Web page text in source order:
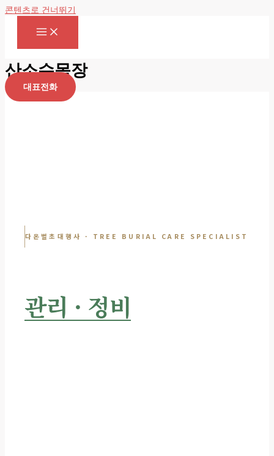
콘텐츠로 건너뛰기
산소수목장
대표전화
다온벌초대행사 · TREE BURIAL CARE SPECIALIST
관리 · 정비